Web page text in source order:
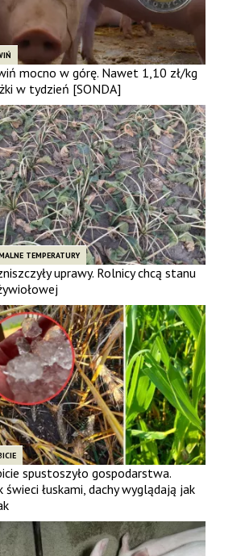
mocno w górę. Nawet 1,10 zł/kg
w tydzień [SONDA]
TEMPERATURY
uprawy. Rolnicy chcą stanu
spustoszyło gospodarstwa.
świeci łuskami, dachy wyglądają jak